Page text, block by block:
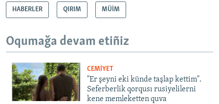
HABERLER QIRIM MÜİM
Oqumağa devam etiñiz
CEMİYET
"Er şeyni eki künde taşlap kettim".
Seferberlik qorqusı rusiyelilerni
kene memleketten quva